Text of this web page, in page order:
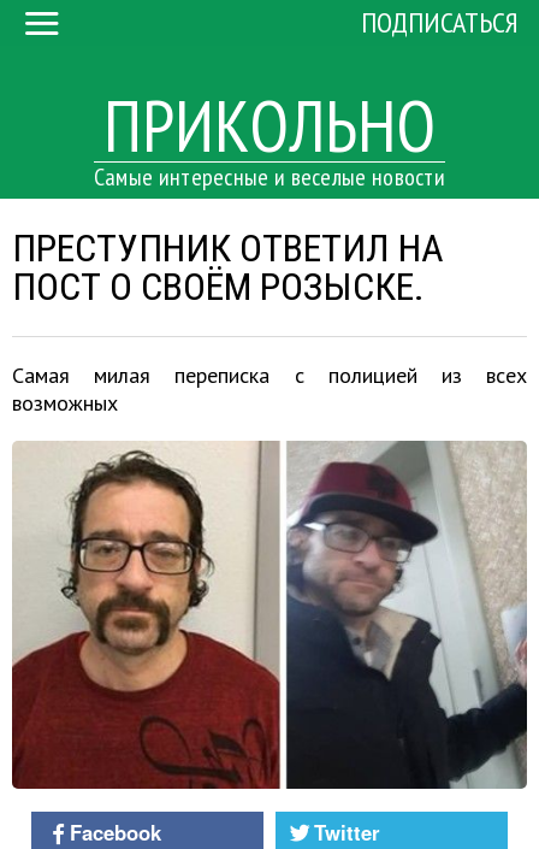
ПРИКОЛЬНО
Самые интересные и веселые новости
ПОДПИСАТЬСЯ
ПРЕСТУПНИК ОТВЕТИЛ НА
ПОСТ О СВОЁМ РОЗЫСКЕ.
Самая милая переписка с полицией из всех
возможных
Facebook
Twitter